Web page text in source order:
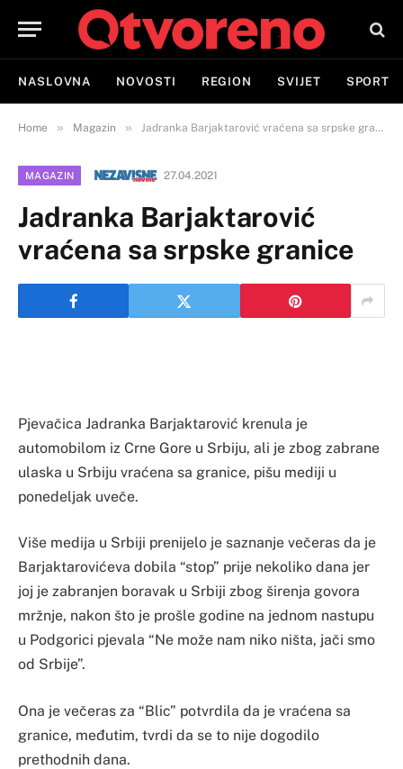
NASLOVNA NOVOSTI REGION SVIJET SPORT
Home » Magazin » Jadranka Barjaktarović vraćena sa srpske granice
MAGAZIN 27.04.2021
Jadranka Barjaktarović
vraćena sa srpske granice
Pjevačica Jadranka Barjaktarović krenula je
automobilom iz Crne Gore u Srbiju, ali je zbog zabrane
ulaska u Srbiju vraćena sa granice, pišu mediji u
ponedeljak uveče.
Više medija u Srbiji prenijelo je saznanje večeras da je
Barjaktarovićeva dobila “stop” prije nekoliko dana jer
joj je zabranjen boravak u Srbiji zbog širenja govora
mržnje, nakon što je prošle godine na jednom nastupu
u Podgorici pjevala “Ne može nam niko ništa, jači smo
od Srbije”.
Ona je večeras za “Blic” potvrdila da je vraćena sa
granice, međutim, tvrdi da se to nije dogodilo
prethodnih dana.